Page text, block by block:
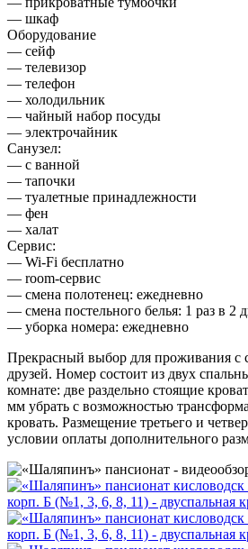
— шкаф
Оборудование
— сейф
— телевизор
— телефон
— холодильник
— чайный набор посуды
— электрочайник
Санузел:
— с ванной
— тапочки
— туалетные принадлежности
— фен
— халат
Сервис:
— Wi-Fi бесплатно
— room-сервис
— смена полотенец: ежедневно
— смена постельного белья: 1 раз в 2
— уборка номера: ежедневно
Прекрасный выбор для проживания с
друзей. Номер состоит из двух
комнате: две раздельно стоящие
мм убрать с возможностью
кровать. Размещение третьего и
условии оплаты дополнительного